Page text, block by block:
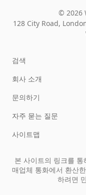
© 2026
128 City Road,
검색
회사 소개
문의하기
자주 묻는 질문
사이트맵
본 사이트의 링크를
매업체 통화에서 환산
하려면